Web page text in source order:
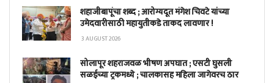
शहाजीबापूंचा शब्द ; आरोग्यदूत मंगेश चिवटे यांच्या
उमेदवारीसाठी महायुतीकडे ताकद लावणार !
3 AUGUST 2026
सोलापूर शहराजवळ भीषण अपघात ; एसटी घुसली
सळईच्या ट्रकमध्ये ; चालकासह महिला जागेवरच ठार